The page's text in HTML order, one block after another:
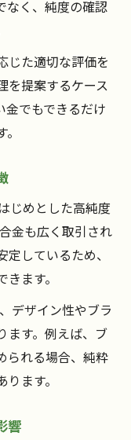
なく、純度の確認
じた適切な評価を
を提案するケース
金でもできるだけ
じめとした高純度
金も広く取引され
しているため、
ます。
デザイン性やブラ
ます。例えば、ブ
られる場合、純粋
ます。
響